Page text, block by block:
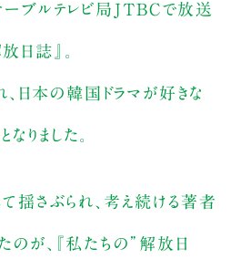
ブルテレビ局JTBCで放送
日誌』。
日本の韓国ドラマが好きな
りました。
て揺さぶられ、考え続ける著者
のが、『私たちの”解放日